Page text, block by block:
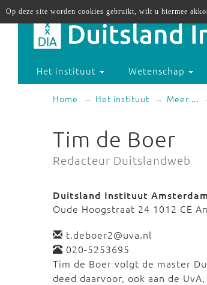
Het instituut Wetenschap
Home Het instituut Meer ...
Tim de Boer
Redacteur Duitslandweb
Duitsland Instituut Amsterdam
Oude Hoogstraat 24 1012 CE
t.deboer2@uva.nl
020-5253695
Tim de Boer volgt de master
deed daarvoor, ook aan de
Op deze site worden cookies gebruikt, wilt u hiermee